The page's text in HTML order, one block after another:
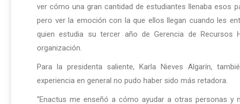
ver cómo una gran cantidad de estudiantes llenaba esos
pero ver la emoción con la que ellos llegan cuando les
quien estudia su tercer año de Gerencia de
organización.
Para la presidenta saliente, Karla Nieves Algarín,
experiencia en general no pudo haber sido más retadora.
“Enactus me enseñó a cómo ayudar a otras personas